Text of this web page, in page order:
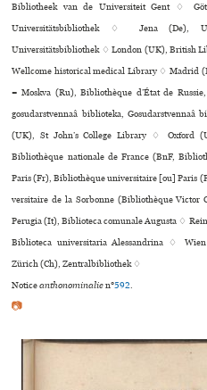
Bibliotheek van de Universiteit Gent ♢
Universitätsbibliothek ♢ Jena (De),
Universitätsbibliothek ♢ London (UK), British
Wellcome his­to­ri­cal medi­cal Library ♢ Madrid
= Moskva (Ru), Bibliothèque d’État de
gosudarstvennaâ biblioteka,
(UK), St John’s College Library ♢ Oxford
Bibliothèque nationale de France (BnF,
Paris (Fr), Bibliothèque uni­ver­si­taire [ou] Paris
ver­si­taire de la Sorbonne (Bibliothèque
Perugia (It), Biblioteca comu­nale Augusta ♢
Biblioteca uni­ver­si­ta­ria Alessandrina ♢
Zürich (Ch), Zentralbibliothek ♢
Noticeanthonominalien°592.
📷